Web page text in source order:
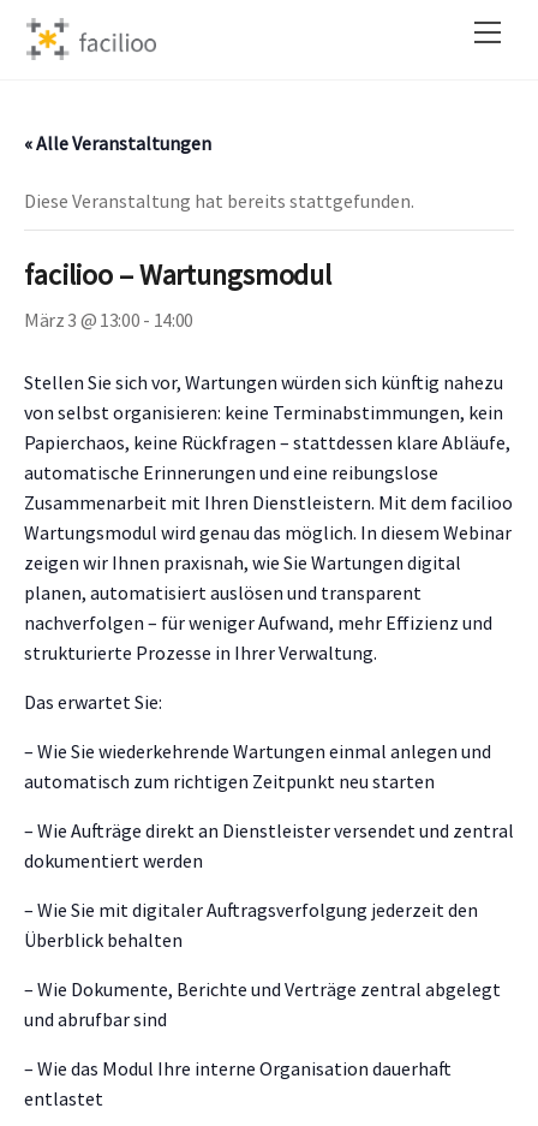
Skip
« Alle Veranstaltungen
Diese Veranstaltung hat bereits stattgefunden.
facilioo – Wartungsmodul
März 3 @ 13:00 - 14:00
Stellen Sie sich vor, Wartungen würden sich künftig nahezu
von selbst organisieren: keine Terminabstimmungen, kein
Papierchaos, keine Rückfragen – stattdessen klare Abläufe,
automatische Erinnerungen und eine reibungslose
Zusammenarbeit mit Ihren Dienstleistern. Mit dem facilioo
Wartungsmodul wird genau das möglich. In diesem Webinar
zeigen wir Ihnen praxisnah, wie Sie Wartungen digital
planen, automatisiert auslösen und transparent
nachverfolgen – für weniger Aufwand, mehr Effizienz und
strukturierte Prozesse in Ihrer Verwaltung.
Das erwartet Sie:
– Wie Sie wiederkehrende Wartungen einmal anlegen und
automatisch zum richtigen Zeitpunkt neu starten
– Wie Aufträge direkt an Dienstleister versendet und zentral
dokumentiert werden
– Wie Sie mit digitaler Auftragsverfolgung jederzeit den
Überblick behalten
– Wie Dokumente, Berichte und Verträge zentral abgelegt
und abrufbar sind
– Wie das Modul Ihre interne Organisation dauerhaft
entlastet